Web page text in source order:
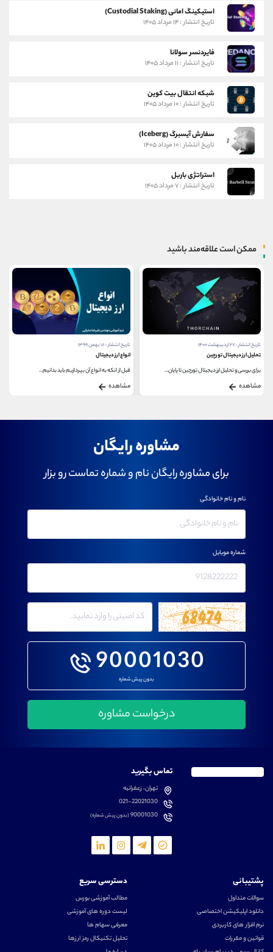
استیکینگ امانی (Custodial Staking)
تاریخ انتشار : ۱۴ مرداد ۱۴۰۵
فایردنسر سولانا
تاریخ انتشار : ۱۱ مرداد ۱۴۰۵
شبکه انتقال بیت کوین
تاریخ انتشار : ۱۰ مرداد ۱۴۰۵
سفارش آیسبرگ (Iceberg)
تاریخ انتشار : ۱۰ مرداد ۱۴۰۵
استراتژی باربل
تاریخ انتشار : ۷ مرداد ۱۴۰۵
ممکن است علاقه‌مند باشید
تاریخ انتشار : ۲۷ اردیبهشت ۱۴۰۰
تحلیل ارز دیجیتال تورچین
برای بررسی و تحلیل ارز دیجیتال تورچین تا پایان...
مشاهده
تاریخ انتشار : ۱۸ بهمن ۱۳۹۹
انواع ارز دیجیتال
قبل از انکه به انواع آن بپردازیم باید بدانیم...
مشاهده
مشاوره رایگان
برای مشاوره رایگان نام و شماره تماست رو بزار
90001030
بدون پیش شماره
نام و نام خانوادگی
شماره موبایل
تماس بگیرید
تهران، زعفرانیه
021-22021030
90001030(بدون پیش شماره)
پشتیبانی
سوالات متداول
دانلود اپلیکیشن اختصاصی
نرم افزار های کاربردی
قوانین و مقررات
دسترسی سریع
مطالب آموزشی بورس
لیست دوره های آموزشی
معرفی سهام ها
تحلیل تکنیکال رمز ارزها